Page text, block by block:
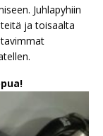
Juhlapyhiin
ja toisaalta